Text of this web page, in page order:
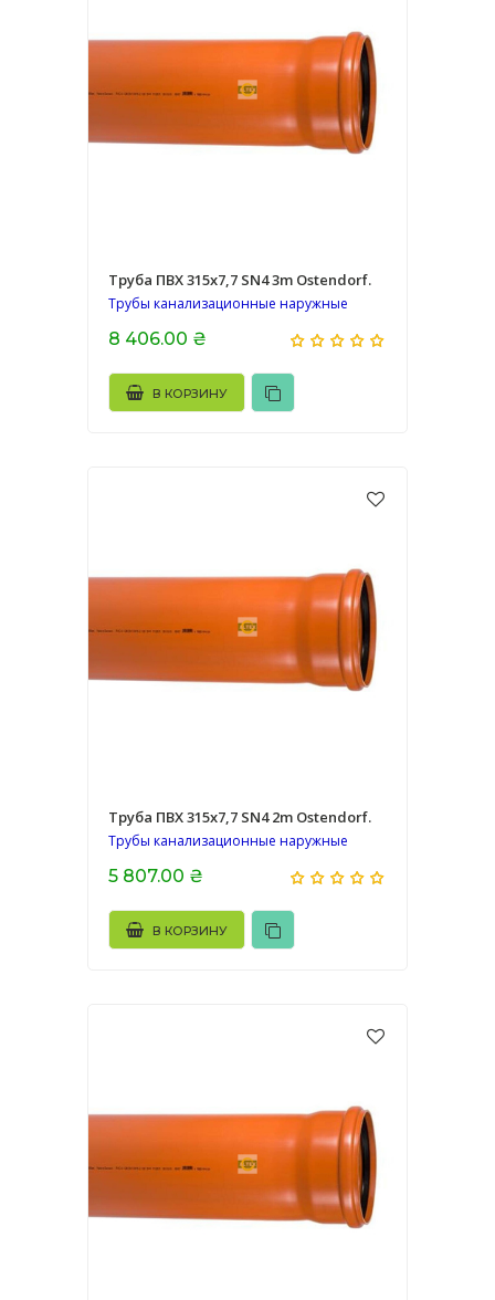
Труба ПВХ 315х7,7 SN4 3m Ostendorf.
Трубы канализационные наружные
8 406.00 ₴
В КОРЗИНУ
Труба ПВХ 315х7,7 SN4 2m Ostendorf.
Трубы канализационные наружные
5 807.00 ₴
В КОРЗИНУ